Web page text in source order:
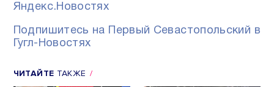
Яндекс.Новостях
Подпишитесь на Первый Севастопольский в
Гугл-Новостях
ЧИТАЙТЕ ТАКЖЕ